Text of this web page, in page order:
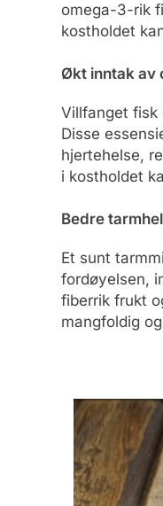
omega-3-rik
kostholdet
Økt inntak av
Villfanget fisk
Disse
hjertehelse,
i kostholdet
Bedre
Et sunt
fordøyelsen,
fiberrik frukt
mangfoldig